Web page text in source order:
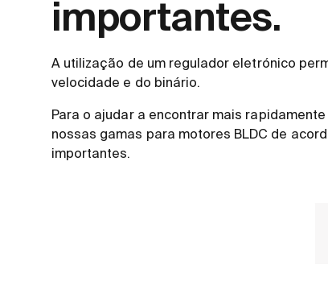
importantes.
A utilização de um regulador eletrónico
velocidade e do binário.
Para o ajudar a encontrar mais
nossas gamas para motores BLDC de
importantes.